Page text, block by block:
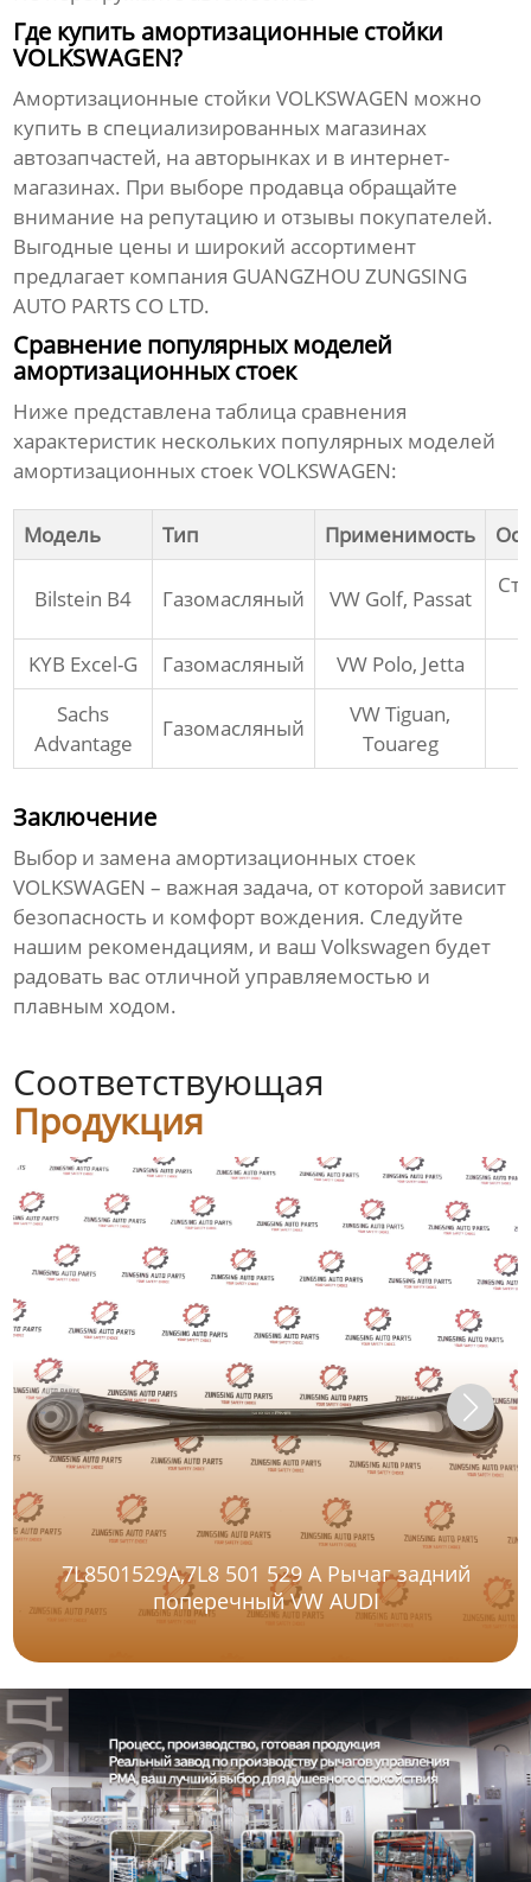
Где купить амортизационные стойки
VOLKSWAGEN?
Амортизационные стойки VOLKSWAGEN можно
купить в специализированных магазинах
автозапчастей, на авторынках и в интернет-
магазинах. При выборе продавца обращайте
внимание на репутацию и отзывы покупателей.
Выгодные цены и широкий ассортимент
предлагает компания GUANGZHOU ZUNGSING
AUTO PARTS CO LTD.
Сравнение популярных моделей
амортизационных стоек
Ниже представлена таблица сравнения
характеристик нескольких популярных моделей
амортизационных стоек VOLKSWAGEN:
Модель Тип Применимость
Bilstein B4 Газомасляный VW Golf, Passat
KYB Excel-G Газомасляный VW Polo, Jetta
Sachs
Advantage
Газомасляный
VW Tiguan,
Touareg
Заключение
Выбор и заменаамортизационных стоек
VOLKSWAGEN – важная задача, от которой зависит
безопасность и комфорт вождения. Следуйте
нашим рекомендациям, и ваш Volkswagen будет
радовать вас отличной управляемостью и
плавным ходом.
Соответствующая
Продукция
7L8501529A,7L8 501 529 A Рычаг задний
поперечный VW AUDI